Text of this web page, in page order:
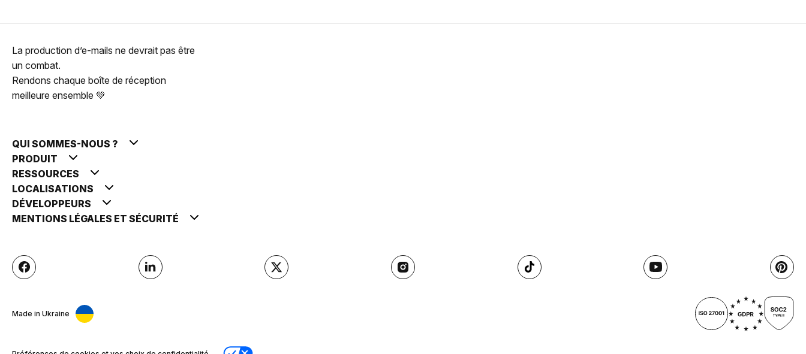
La production d’e-mails ne devrait pas être
un combat.
Rendons chaque boîte de réception
meilleure ensemble 💚
QUI SOMMES-NOUS ?
PRODUIT
RESSOURCES
LOCALISATIONS
DÉVELOPPEURS
MENTIONS LÉGALES ET SÉCURITÉ
Made in Ukraine